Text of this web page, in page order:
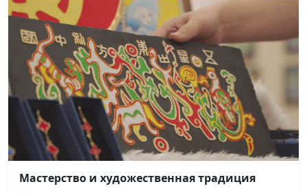
Мастерство и художественная традиция